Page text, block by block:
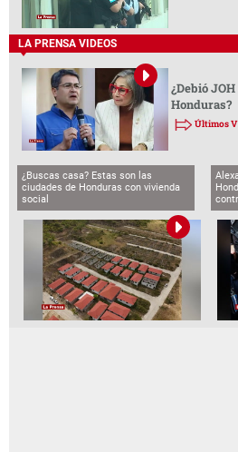
LA PRENSA VIDEOS
¿Debió
Honduras?
Últimos
¿Buscas casa? Estas son las
ciudades de Honduras con vivienda
social